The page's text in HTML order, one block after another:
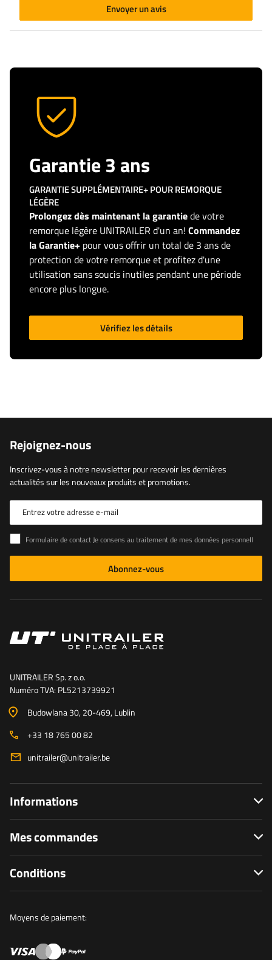
Envoyer un avis
Garantie 3 ans
GARANTIE SUPPLÉMENTAIRE+ POUR REMORQUE
LÉGÈRE
Prolongez dès maintenant la garantiede votre
remorque légère UNITRAILER d'un an! Commandez
la Garantie+ pour vous offrir un total de 3 ans de
protection de votre remorque et profitez d'une
utilisation sans soucis inutiles pendant une période
encore plus longue.
Vérifiez les détails
Rejoignez-nous
Inscrivez-vous à notre newsletter pour recevoir les dernières
actualités sur les nouveaux produits et promotions.
Entrez votre adresse e-mail
Formulaire de contact Je consens au traitement de mes données personnelles contenues dans le formulaire de contact conformément au règlement du Parlement européen et du Conseil (UE)
Abonnez-vous
UNITRAILER Sp. z o.o.
Numéro TVA: PL5213739921
Budowlana 30, 20-469, Lublin
+33 18 765 00 82
unitrailer@unitrailer.be
Informations
Mes commandes
Conditions
Moyens de paiement: